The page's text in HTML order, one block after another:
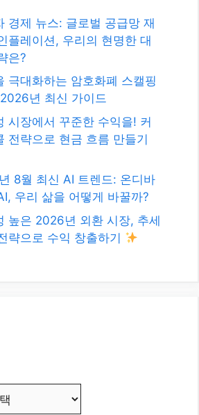
경제 뉴스: 글로벌 공급망 재
플레이션, 우리의 현명한 대
은?
극대화하는 암호화폐 스캘핑
년 최신 가이드
시장에서 꾸준한 수익을! 커
전략으로 현금 흐름 만들기
8월 최신 AI 트렌드: 온디바
우리 삶을 어떻게 바꿀까?
높은 2026년 외환 시장, 추세
략으로 수익 창출하기